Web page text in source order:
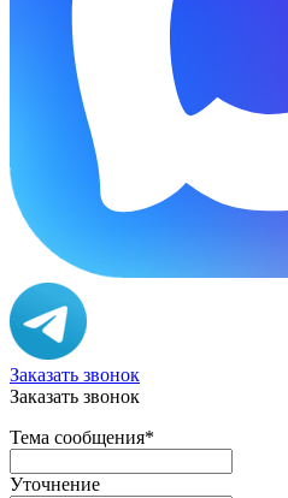
Заказать звонок
Заказать звонок
Тема сообщения*
Уточнение